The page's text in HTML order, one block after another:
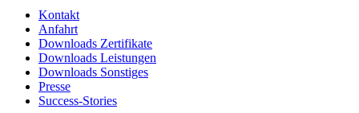
Kontakt
Anfahrt
Downloads Zertifikate
Downloads Leistungen
Downloads Sonstiges
Presse
Success-Stories